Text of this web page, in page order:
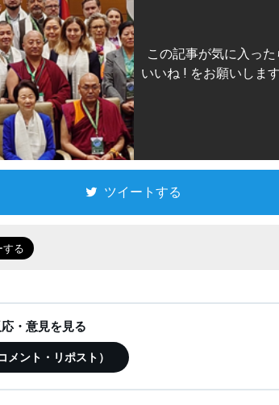
この記事が気に入った
いいね ! をお願いします
ツイートする
・意見を見る
ント・リポスト）